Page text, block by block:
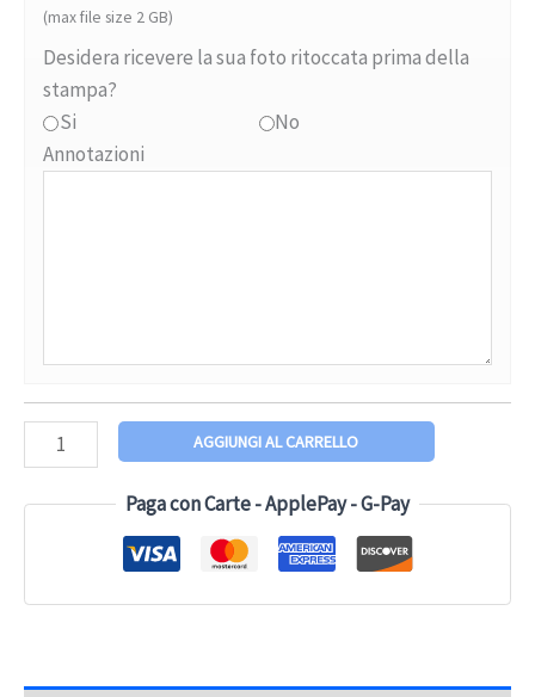
(max file size 2 GB)
Desidera ricevere la sua foto ritoccata prima della
stampa?
Si
No
Annotazioni
AGGIUNGI AL CARRELLO
Paga con Carte - ApplePay - G-Pay